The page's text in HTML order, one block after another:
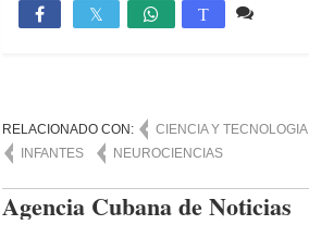
 T
RELACIONADO CON: CIENCIA Y TECNOLOGIA
INFANTES
NEUROCIENCIAS
Agencia Cubana de Noticias